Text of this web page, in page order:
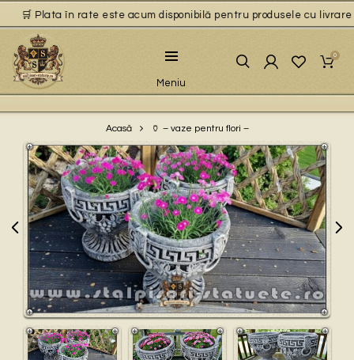
🛒 Plata în rate este acum disponibilă pentru produsele cu livrare
Meniu
0
Acasă 🏺 – vaze pentru flori –
Play